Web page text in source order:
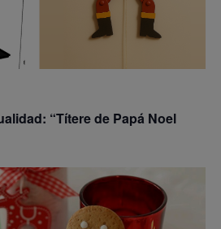
“Títere de Papá Noel